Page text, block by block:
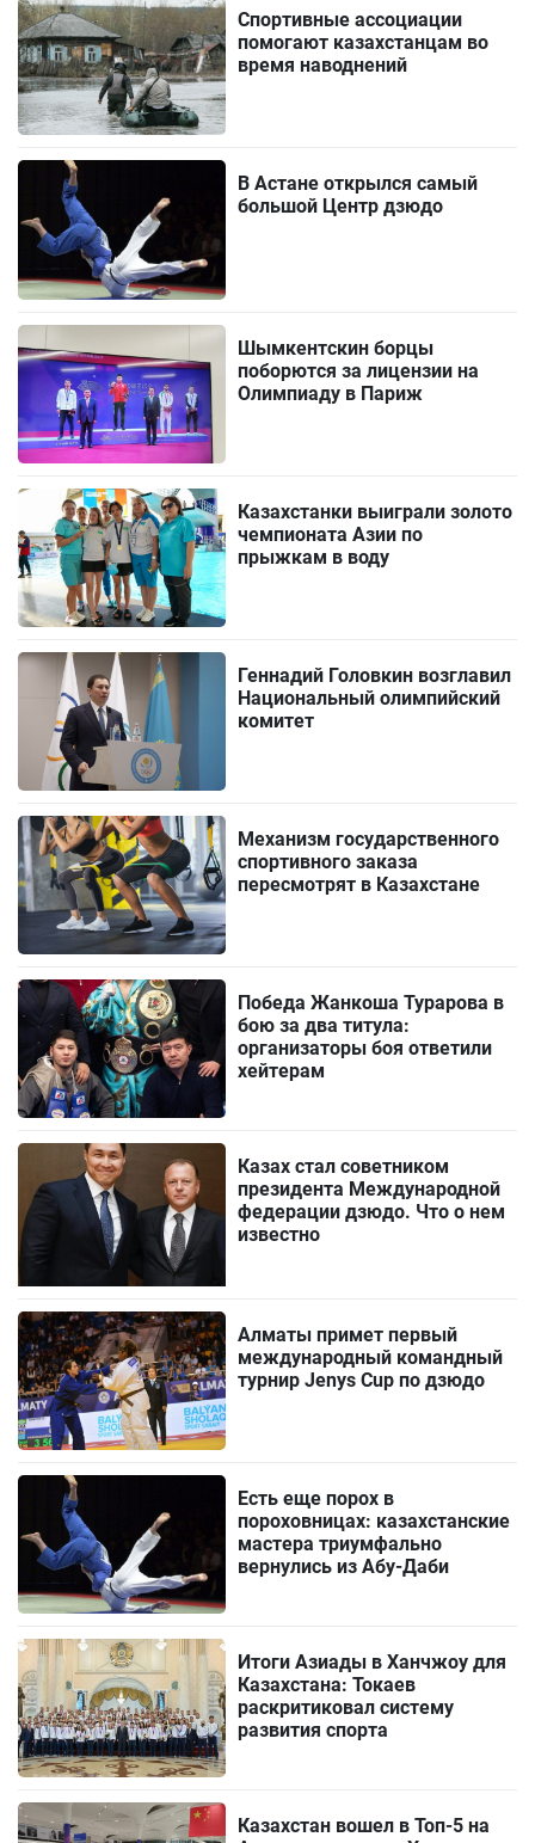
Спортивные ассоциации
помогают казахстанцам во
время наводнений
В Астане открылся самый
большой Центр дзюдо
Шымкентскин борцы
поборются за лицензии на
Олимпиаду в Париж
Казахстанки выиграли золото
чемпионата Азии по
прыжкам в воду
Геннадий Головкин возглавил
Национальный олимпийский
комитет
Механизм государственного
спортивного заказа
пересмотрят в Казахстане
Победа Жанкоша Турарова в
бою за два титула:
организаторы боя ответили
хейтерам
Казах стал советником
президента Международной
федерации дзюдо. Что о нем
известно
Алматы примет первый
международный командный
турнир Jenys Cup по дзюдо
Есть еще порох в
пороховницах: казахстанские
мастера триумфально
вернулись из Абу-Даби
Итоги Азиады в Ханчжоу для
Казахстана: Токаев
раскритиковал систему
развития спорта
Казахстан вошел в Топ-5 на